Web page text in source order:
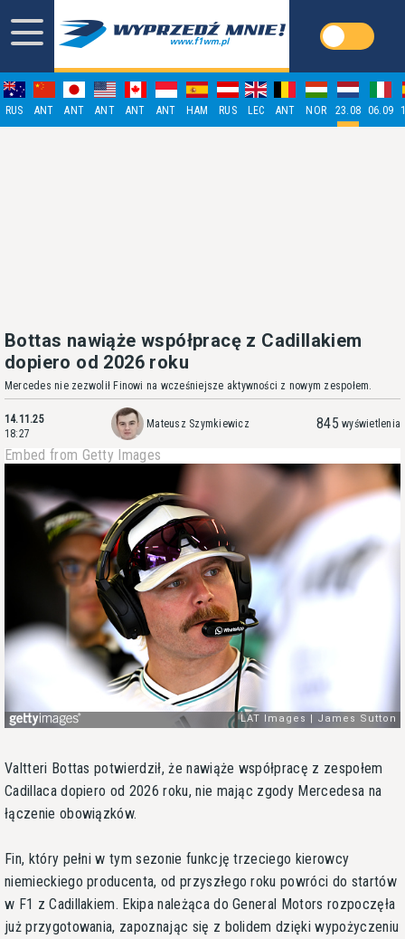
RUS ANT ANT ANT ANT ANT HAM RUS LEC ANT NOR 23.08 06.09
Bottas nawiąże współpracę z Cadillakiem
dopiero od 2026 roku
Mercedes nie zezwolił Finowi na wcześniejsze aktywności z nowym zespołem.
14.11.25
18:27
Mateusz Szymkiewicz 845 wyświetlenia
Embed from Getty Images
Valtteri Bottas potwierdził, że nawiąże współpracę z zespołem
Cadillaca dopiero od 2026 roku, nie mając zgody Mercedesa na
łączenie obowiązków.
Fin, który pełni w tym sezonie funkcję trzeciego kierowcy
niemieckiego producenta, od przyszłego roku powróci do startów
w F1 z Cadillakiem. Ekipa należąca do General Motors rozpoczęła
już przygotowania, zapoznając się z bolidem dzięki wypożyczeniu